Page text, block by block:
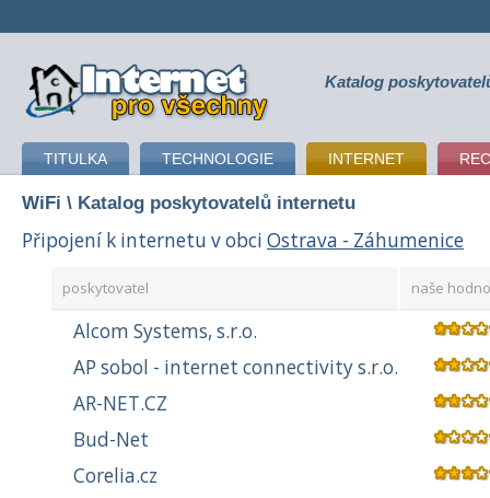
připojení k internetu Katalog
TITULKA TECHNOLOGIE INTERNET
WiFi \ Katalog poskytovatelů internetu
Připojení k internetu v obci Ostrava - Záhumenice
poskytovatel naše
Alcom Systems, s.r.o.
AP sobol - internet connectivity s.r.o.
AR-NET.CZ
Bud-Net
Corelia.cz